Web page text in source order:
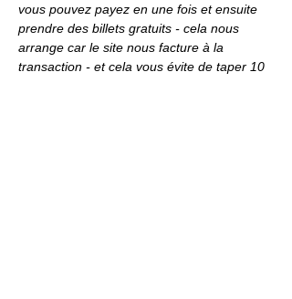
vous pouvez payez en une fois et ensuite
prendre des billets gratuits - cela nous
arrange car le site nous facture à la
transaction - et cela vous évite de taper 10